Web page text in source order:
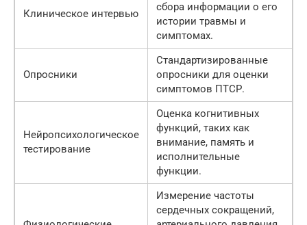
Клиническое интервью
сбора информации о его
истории травмы и
симптомах.
Опросники
Стандартизированные
опросники для оценки
симптомов ПТСР.
Нейропсихологическое
тестирование
Оценка когнитивных
функций, таких как
внимание, память и
исполнительные
функции.
Измерение частоты
сердечных сокращений,